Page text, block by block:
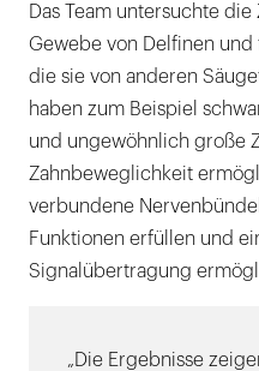
Das Team untersuchte
Gewebe von Delfinen
die sie von anderen
haben zum Beispiel
und ungewöhnlich große
Zahnbeweglichkeit
verbundene
Funktionen erfüllen und
Signalübertragung
„Die Ergebnisse